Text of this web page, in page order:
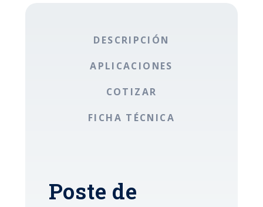
DESCRIPCIÓN
APLICACIONES
COTIZAR
FICHA TÉCNICA
Poste de